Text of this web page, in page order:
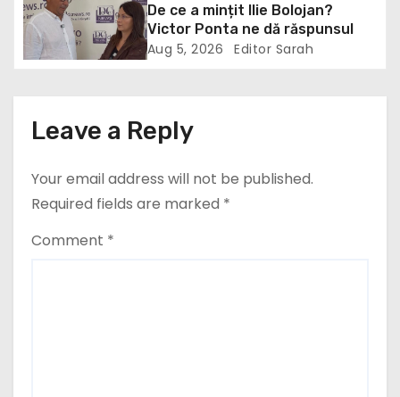
t
i
n
De ce a mințit Ilie Bolojan?
Victor Ponta ne dă răspunsul
Aug 5, 2026 Editor Sarah
Leave a Reply
Your email address will not be published.
Required fields are marked *
Comment *